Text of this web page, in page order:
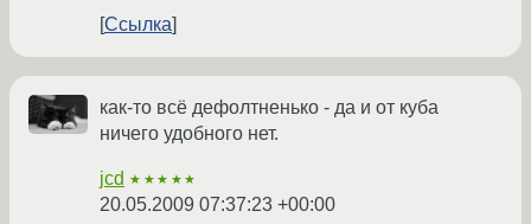
Ссылка
как-то всё дефолтненько - да и от куба
ничего удобного нет.
jcd ★★★★★
20.05.2009 07:37:23 +00:00